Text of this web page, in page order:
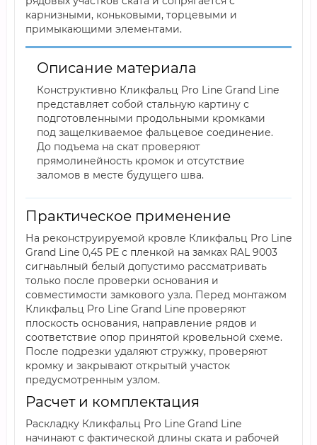
карнизными, коньковыми, торцевыми и
примыкающими элементами.
Описание материала
Конструктивно Кликфальц Pro Line Grand Line
представляет собой стальную картину с
подготовленными продольными кромками
под защелкиваемое фальцевое соединение.
До подъема на скат проверяют
прямолинейность кромок и отсутствие
заломов в месте будущего шва.
Практическое применение
На реконструируемой кровле Кликфальц Pro Line
Grand Line 0,45 PE с пленкой на замках RAL 9003
сигнаьлный белый допустимо рассматривать
только после проверки основания и
совместимости замкового узла. Перед монтажом
Кликфальц Pro Line Grand Line проверяют
плоскость основания, направление рядов и
соответствие опор принятой кровельной схеме.
После подрезки удаляют стружку, проверяют
кромку и закрывают открытый участок
предусмотренным узлом.
Расчет и комплектация
Раскладку Кликфальц Pro Line Grand Line
начинают с фактической длины ската и рабочей